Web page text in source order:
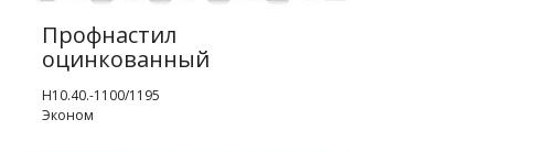
Профнастил
оцинкованный
Н10.40.-1100/1195
Эконом